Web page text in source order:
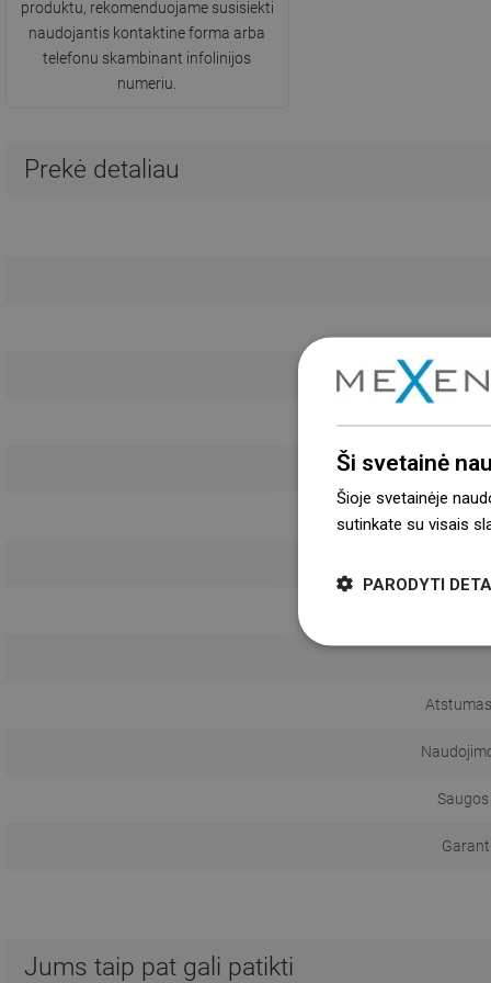
produktu, rekomenduojame susisiekti
naudojantis kontaktine forma arba
telefonu skambinant infolinijos
numeriu.
Prekė detaliau
Jums taip pat gali patikti
Ši svetainė
Šioje svetainėje
sutinkate su visais
PARODYTI